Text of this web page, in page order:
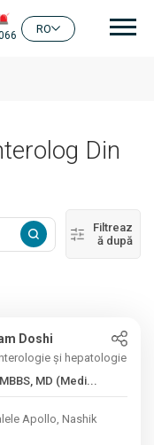
RO
Din
Filtreaz
ă după
Doshi
și hepatologie
MD (Medi...
Apollo, Nashik